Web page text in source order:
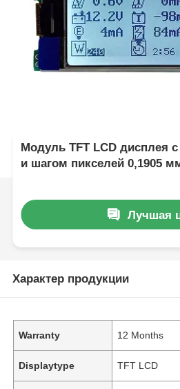
Модуль TFT LCD дисплея
и шагом пикселей 0,1905
Лучшая
Характер продукции
Warranty 12 Months
Displaytype TFT LCD